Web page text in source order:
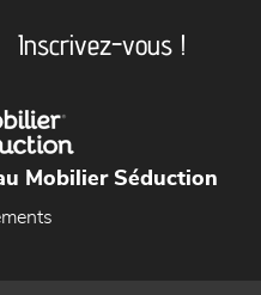
Inscrivez-vous !
Mobilier Séduction